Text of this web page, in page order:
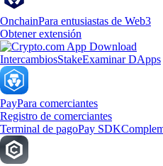
OnchainPara entusiastas de Web3
Obtener extensión
IntercambiosStakeExaminar DApps
PayPara comerciantes
Registro de comerciantes
Terminal de pagoPay SDK